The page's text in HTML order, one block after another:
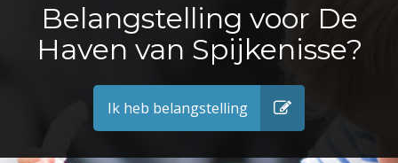
Belangstelling voor De
Haven van Spijkenisse?
Ik heb belangstelling